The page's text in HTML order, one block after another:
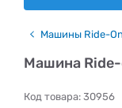
Машины Ride-
Машина
Код товара: 30956